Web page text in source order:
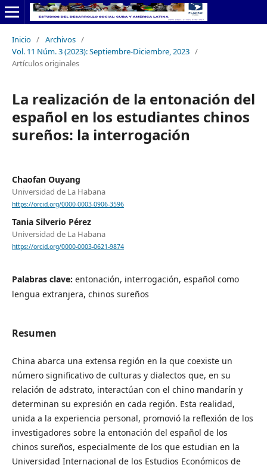
Inicio / Archivos /
Vol. 11 Núm. 3 (2023): Septiembre-Diciembre, 2023 /
Artículos originales
La realización de la entonación del
español en los estudiantes chinos
sureños: la interrogación
Chaofan Ouyang
Universidad de La Habana
https://orcid.org/0000-0003-0906-3596
Tania Silverio Pérez
Universidad de La Habana
https://orcid.org/0000-0003-0621-9874
Palabras clave: entonación, interrogación, español como
lengua extranjera, chinos sureños
Resumen
China abarca una extensa región en la que coexiste un
número significativo de culturas y dialectos que, en su
relación de adstrato, interactúan con el chino mandarín y
determinan su expresión en cada región. Esta realidad,
unida a la experiencia personal, promovió la reflexión de los
investigadores sobre la entonación del español de los
chinos sureños, especialmente de los que estudian en la
Universidad Internacional de los Estudios Económicos de